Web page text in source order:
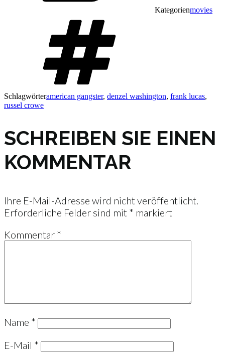
Kategorienmovies
Schlagwörteramerican gangster, denzel washington, frank lucas,
russel crowe
SCHREIBEN SIE EINEN
KOMMENTAR
Ihre E-Mail-Adresse wird nicht veröffentlicht.
Erforderliche Felder sind mit * markiert
Kommentar *
Name *
E-Mail *